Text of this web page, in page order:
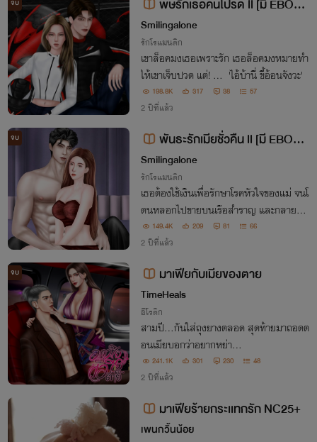
จบ
พิษรักเธอคนโปรด ll [มี EBOO
K]
Smilingalone
รักโรแมนติก
เขาล็อคมงเธอเพราะรัก เธอล็อคมงหมายทำ
ให้เขาเจ็บปวด แต่! ... 'ไอ้บ้านี่ ขี้อ้อนจังวะ'
198.8K 317 38 57
2 ปีที่แล้ว
จบ
พันธะรักเมียชั่วคืน ll [มี EBOO
K]
Smilingalone
รักโรแมนติก
เธอต้องใช้เงินเพื่อรักษาโรคหัวใจของแม่ จนโ
ดนหลอกไปขายบนเรือสำราญ และกลายมาเ
ป็นผู้หญิงของเขาเพียงชั่วคืน 'มาเฟียหนุ่มอิ
ตาลีที่มีคู่หมายแล้ว' "ไอ้นั่นแข็ง ไม่ได้หมาย
149.4K 209 81 66
2 ปีที่แล้ว
จบ มาเฟียกับเมียของตาย
TimeHeals
อีโรติก
สามปี…กันใส่ถุงยางตลอด สุดท้ายมาถอดต
อนเมียบอกว่าอยากหย่า...
241.1K 301 230 48
2 ปีที่แล้ว
มาเฟียร้ายกระเเทกรัก NC25+
เพนกวิ้นน้อย